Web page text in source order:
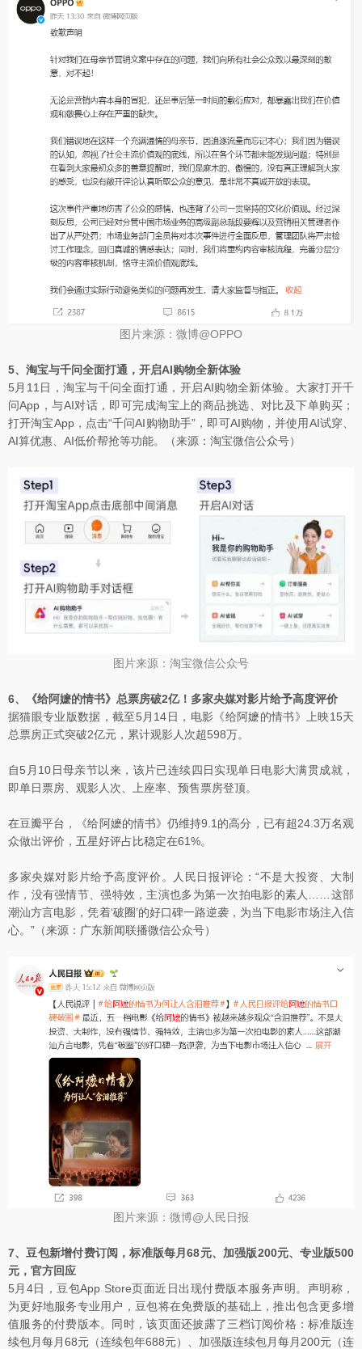
图片来源：微博@OPPO
5、淘宝与千问全面打通，开启AI购物全新体验
5月11日，淘宝与千问全面打通，开启AI购物全新体验。大家打开千
问App，与AI对话，即可完成淘宝上的商品挑选、对比及下单购买；
打开淘宝App，点击“千问AI购物助手”，即可AI购物，并使用AI试穿、
AI算优惠、AI低价帮抢等功能。（来源：淘宝微信公众号）
图片来源：淘宝微信公众号
6、《给阿嬷的情书》总票房破2亿！多家央媒对影片给予高度评价
据猫眼专业版数据，截至5月14日，电影《给阿嬷的情书》上映15天
总票房正式突破2亿元，累计观影人次超598万。
自5月10日母亲节以来，该片已连续四日实现单日电影大满贯成就，
即单日票房、观影人次、上座率、预售票房登顶。
在豆瓣平台，《给阿嬷的情书》仍维持9.1的高分，已有超24.3万名观
众做出评价，五星好评占比稳定在61%。
多家央媒对影片给予高度评价。人民日报评论：“不是大投资、大制
作，没有强情节、强特效，主演也多为第一次拍电影的素人……这部
潮汕方言电影，凭着‘破圈’的好口碑一路逆袭，为当下电影市场注入信
心。”（来源：广东新闻联播微信公众号）
图片来源：微博@人民日报
7、豆包新增付费订阅，标准版每月68元、加强版200元、专业版500
元，官方回应
5月4日，豆包App Store页面近日出现付费版本服务声明。声明称，
为更好地服务专业用户，豆包将在免费版的基础上，推出包含更多增
值服务的付费版本。同时，该页面还披露了三档订阅价格：标准版连
续包月每月68元（连续包年688元）、加强版连续包月每月200元（连